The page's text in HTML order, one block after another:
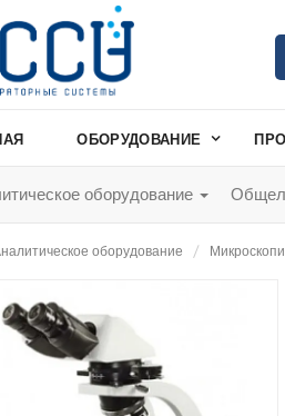
ОБОРУДОВАНИЕ
оборудование
оборудование